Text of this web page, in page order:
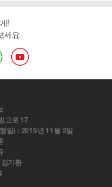
!
세요
고로 17
일) : 2015년 11월 2일
기환